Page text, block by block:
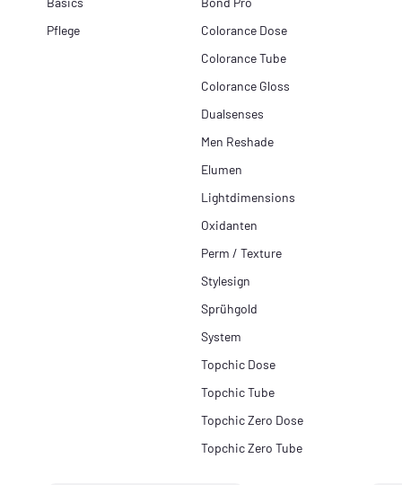
Pflege
Colorance Dose
Colorance Tube
Colorance Gloss
Dualsenses
Men Reshade
Elumen
Lightdimensions
Oxidanten
Perm / Texture
Stylesign
Sprühgold
System
Topchic Dose
Topchic Tube
Topchic Zero Dose
Topchic Zero Tube